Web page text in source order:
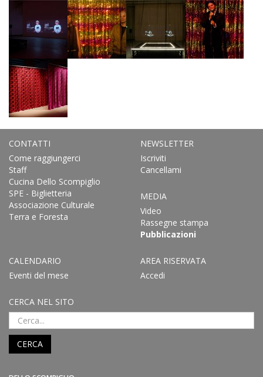
CONTATTI
Come raggiungerci
Staff
Cucina Dello Scompiglio
SPE - Biglietteria
Associazione Culturale
Terra e Foresta
NEWSLETTER
Iscriviti
Cancellami
MEDIA
Video
Rassegne stampa
Pubblicazioni
CALENDARIO
Eventi del mese
AREA RISERVATA
Accedi
CERCA NEL SITO
CERCA